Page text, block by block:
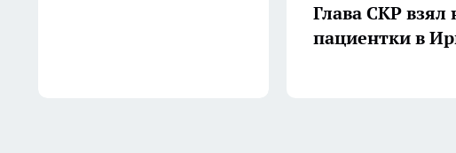
Глава СКР взял
пациентки в